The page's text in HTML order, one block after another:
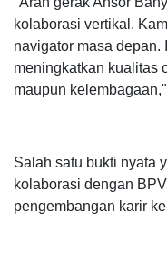
kolaborasi vertikal.
navigator masa depan.
meningkatkan kualitas
maupun
Salah satu bukti nyata
kolaborasi dengan
pengembangan karir